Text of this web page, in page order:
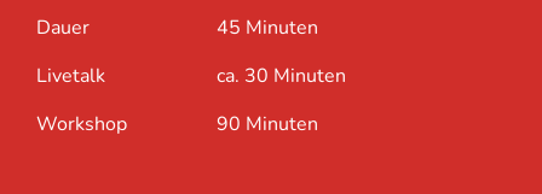
Dauer
45 Minuten
Livetalk
ca. 30 Minuten
Workshop
90 Minuten